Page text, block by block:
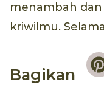
menambah
kriwilmu.
Bagikan